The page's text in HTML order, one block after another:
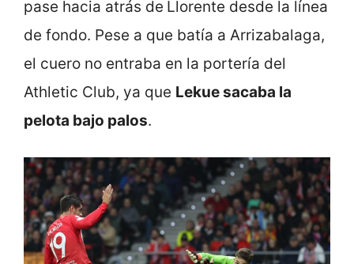
pase hacia atrás de Llorente desde la línea
de fondo. Pese a que batía a Arrizabalaga,
el cuero no entraba en la portería del
Athletic Club, ya que Lekue sacaba la
pelota bajo palos.